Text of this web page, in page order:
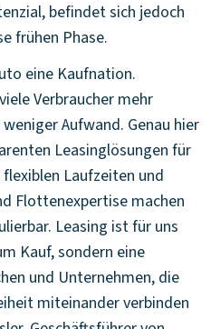
befindet sich jedoch
frühen Phase.
eine Kaufnation.
Verbraucher mehr
Aufwand. Genau hier
Leasinglösungen für
Laufzeiten und
Flottenexpertise machen
Leasing ist für uns
Kauf, sondern eine
und Unternehmen, die
miteinander verbinden